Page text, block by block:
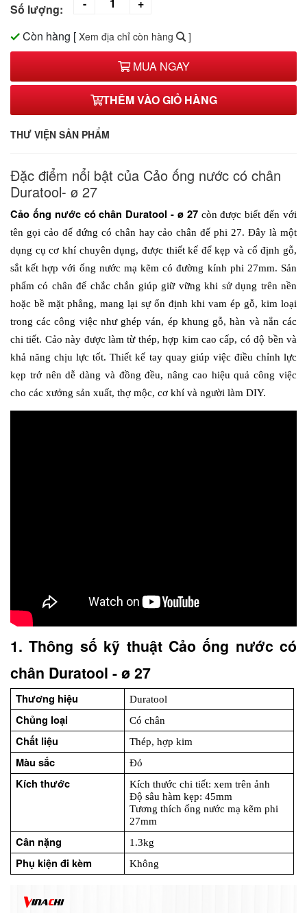
Số lượng:
Còn hàng [ Xem địa chỉ còn hàng ]
MUA NGAY
THÊM VÀO GIỎ HÀNG
THƯ VIỆN SẢN PHẨM
Đặc điểm nổi bật của Cảo ống nước có chân
Duratool- ø 27
Cảo ống nước có chân Duratool - ø 27 còn được biết đến với
tên gọi cảo đế đứng có chân hay cảo chân đế phi 27. Đây là một
dụng cụ cơ khí chuyên dụng, được thiết kế để kẹp và cố định gỗ,
sắt kết hợp với ống nước mạ kẽm có đường kính phi 27mm. Sản
phẩm có chân đế chắc chắn giúp giữ vững khi sử dụng trên nền
hoặc bề mặt phẳng, mang lại sự ổn định khi vam ép gỗ, kim loại
trong các công việc như ghép ván, ép khung gỗ, hàn và nắn các
chi tiết. Cảo này được làm từ thép, hợp kim cao cấp, có độ bền và
khả năng chịu lực tốt. Thiết kế tay quay giúp việc điều chỉnh lực
kẹp trở nên dễ dàng và đồng đều, nâng cao hiệu quả công việc
cho các xưởng sản xuất, thợ mộc, cơ khí và người làm DIY.
1. Thông số kỹ thuật Cảo ống nước có
chân Duratool - ø 27
Thương hiệu Duratool
Chủng loại Có chân
Chất liệu Thép, hợp kim
Màu sắc Đỏ
Kích thước
Kích thước chi tiết: xem trên ảnh
Độ sâu hàm kẹp: 45mm
Tương thích ống nước mạ kẽm phi
27mm
Cân nặng 1.3kg
Phụ kiện đi kèm Không